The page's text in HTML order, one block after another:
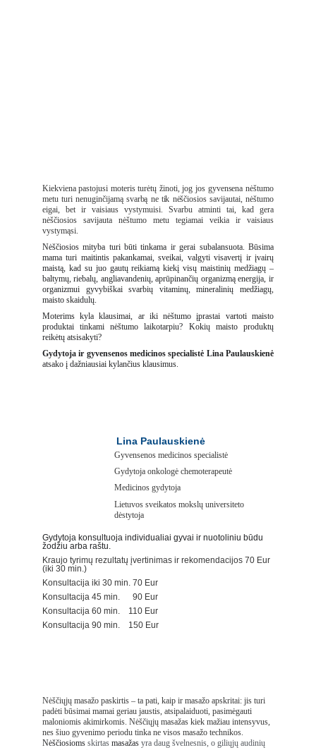
Kiekviena pastojusi moteris turėtų žinoti, jog jos gyvensena nėštumo
metu turi nenuginčijamą svarbą ne tik nėščiosios savijautai, nėštumo
eigai, bet ir vaisiaus vystymuisi. Svarbu atminti tai, kad gera
nėščiosios savijauta nėštumo metu tegiamai veikia ir vaisiaus
vystymąsi.
Nėščiosios mityba turi būti tinkama ir gerai subalansuota. Būsima
mama turi maitintis pakankamai, sveikai, valgyti visavertį ir įvairų
maistą, kad su juo gautų reikiamą kiekį visų maistinių medžiagų –
baltymų, riebalų, angliavandenių, aprūpinančių organizmą energija, ir
organizmui gyvybiškai svarbių vitaminų, mineralinių medžiagų,
maisto skaidulų.
Moterims kyla klausimai, ar iki nėštumo įprastai vartoti maisto
produktai tinkami nėštumo laikotarpiu? Kokių maisto produktų
reikėtų atsisakyti?
Gydytoja ir gyvensenos medicinos specialistė Lina Paulauskienė
atsako į dažniausiai kylančius klausimus.
Lina Paulauskienė
Gyvensenos medicinos specialistė
Gydytoja onkologė chemoterapeutė
Medicinos gydytoja
Lietuvos sveikatos mokslų universiteto
dėstytoja
Gydytoja konsultuoja individualiai gyvai ir nuotoliniu būdu
žodžiu arba raštu.
Kraujo tyrimų rezultatų įvertinimas ir rekomendacijos 70 Eur
(iki 30 min.)
Konsultacija iki 30 min. 70 Eur
Konsultacija 45 min.      90 Eur
Konsultacija 60 min.    110 Eur
Konsultacija 90 min.    150 Eur
Nėščiųjų masažo paskirtis – ta pati, kaip ir masažo apskritai: jis turi
padėti būsimai mamai geriau jaustis, atsipalaiduoti, pasimėgauti
maloniomis akimirkomis. Nėščiųjų masažas kiek mažiau intensyvus,
nes šiuo gyvenimo periodu tinka ne visos masažo technikos.
Nėščiosioms skirtas masažas yra daug švelnesnis, o giliųjų audinių